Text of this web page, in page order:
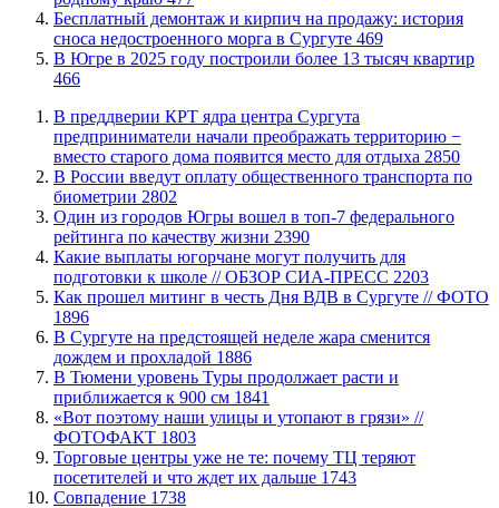
​Бесплатный демонтаж и кирпич на продажу: история
сноса недостроенного морга в Сургуте 469
​В Югре в 2025 году построили более 13 тысяч квартир
466
​В преддверии КРТ ядра центра Сургута
предприниматели начали преображать территорию −
вместо старого дома появится место для отдыха 2850
В России введут оплату общественного транспорта по
биометрии 2802
Один из городов Югры вошел в топ-7 федерального
рейтинга по качеству жизни 2390
Какие выплаты югорчане могут получить для
подготовки к школе // ОБЗОР СИА-ПРЕСС 2203
Как прошел митинг в честь Дня ВДВ в Сургуте // ФОТО
1896
В Сургуте на предстоящей неделе жара сменится
дождем и прохладой 1886
В Тюмени уровень Туры продолжает расти и
приближается к 900 см 1841
«Вот поэтому наши улицы и утопают в грязи» //
ФОТОФАКТ 1803
Торговые центры уже не те: почему ТЦ теряют
посетителей и что ждет их дальше 1743
​Совпадение 1738